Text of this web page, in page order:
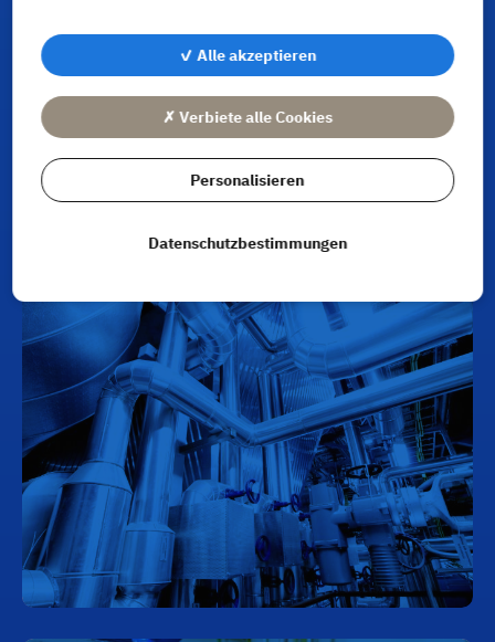
✓ Alle akzeptieren
✗ Verbiete alle Cookies
Personalisieren
Datenschutzbestimmungen